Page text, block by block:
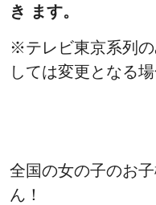
き ます。
※テレビ東京系列の
しては変更となる
全国の女の子のお
ん！